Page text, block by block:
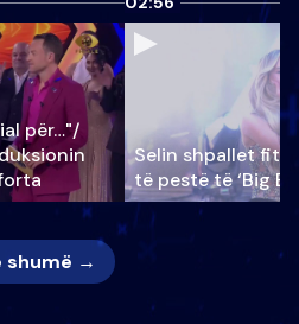
për…"/
Selin shpallet
të pestë të ‘Big
shumë →